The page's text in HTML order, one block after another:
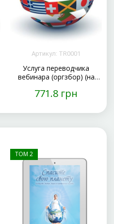
Артикул: TR0001
Услуга переводчика
вебинара (оргзбор) (на
771.8 грн
ТОМ 2